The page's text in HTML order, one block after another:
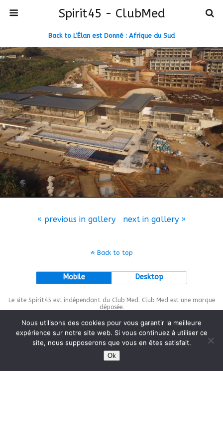
Spirit45 - ClubMed
Back to L’Élan est Donné : Afrique du Sud
« previous in gallery next in gallery »
Back to top
Mobile Desktop
Le site Spirit45 est indépendant du Club Med. Club Med est une marque
déposée.
This site is protected bywp-copyrightpro.com
Nous utilisons des cookies pour vous garantir la meilleure
expérience sur notre site web. Si vous continuez à utiliser ce
site, nous supposerons que vous en êtes satisfait.
Ok